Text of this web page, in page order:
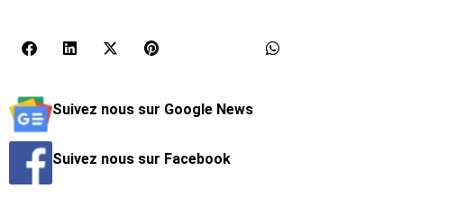
Suivez nous sur Google News
Suivez nous sur Facebook